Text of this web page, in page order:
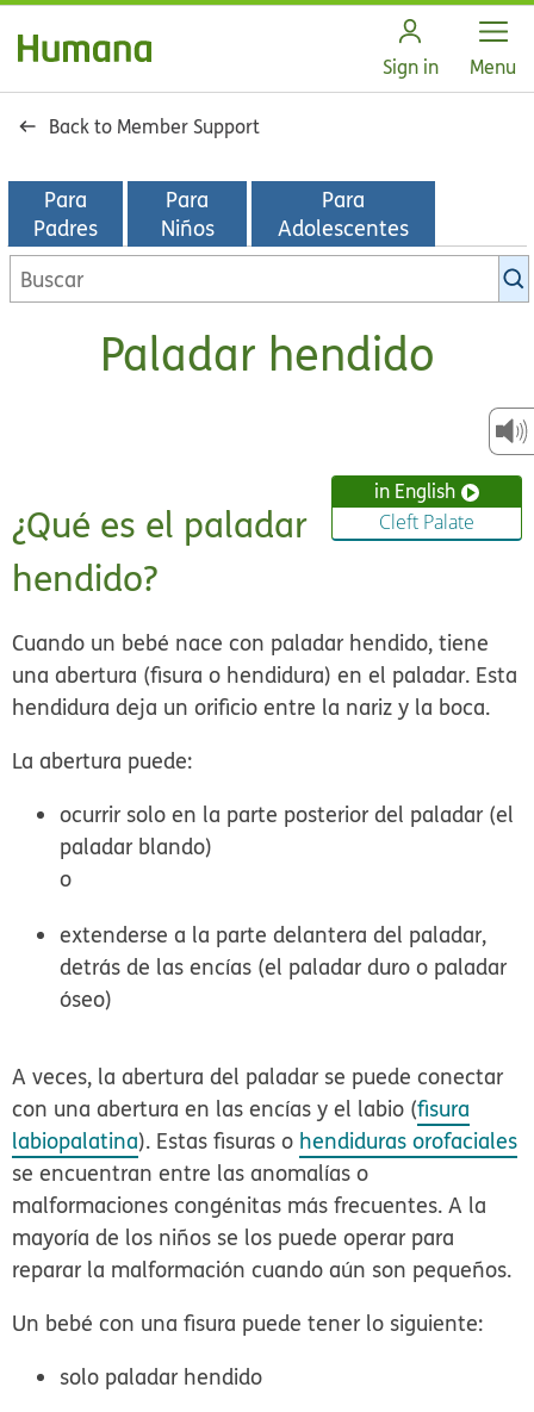
Sign in Open
Menu
Back to Member Support
Para
Padres
Para
Niños
Para
Adolescentes
Buscar
en
Paladar hendido
in English
Cleft Palate
¿Qué es el paladar
hendido?
Cuando un bebé nace con paladar hendido, tiene
una abertura (fisura o hendidura) en el paladar. Esta
hendidura deja un orificio entre la nariz y la boca.
La abertura puede:
ocurrir solo en la parte posterior del paladar (el
paladar blando)
o
extenderse a la parte delantera del paladar,
detrás de las encías (el paladar duro o paladar
óseo)
A veces, la abertura del paladar se puede conectar
con una abertura en las encías y el labio (fisura
labiopalatina). Estas fisuras o hendiduras orofaciales
se encuentran entre las anomalías o
malformaciones congénitas más frecuentes. A la
mayoría de los niños se los puede operar para
reparar la malformación cuando aún son pequeños.
Un bebé con una fisura puede tener lo siguiente:
solo paladar hendido